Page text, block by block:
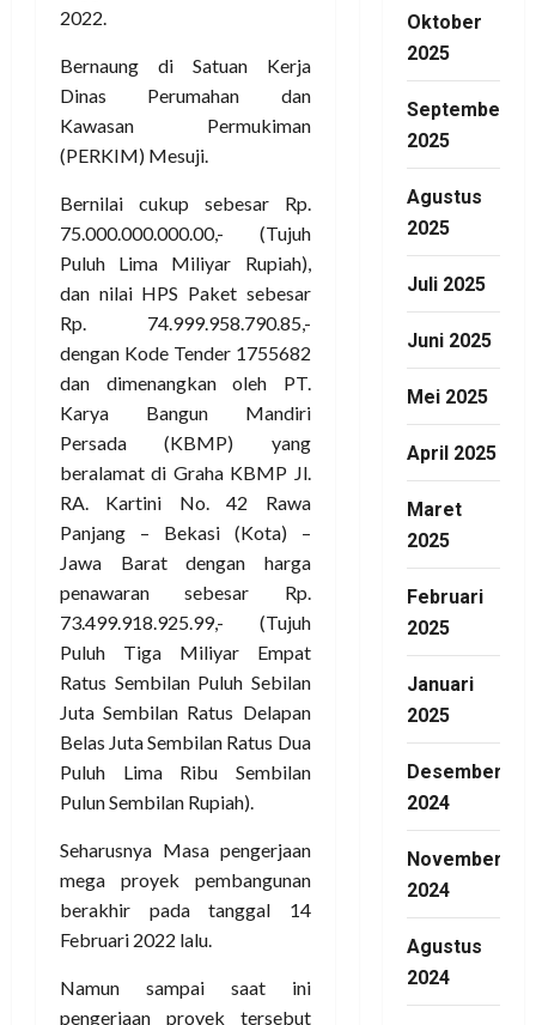
2022.
Bernaung di Satuan Kerja
Dinas Perumahan dan
Kawasan Permukiman
(PERKIM) Mesuji.
Bernilai cukup sebesar Rp.
75.000.000.000.00,- (Tujuh
Puluh Lima Miliyar Rupiah),
dan nilai HPS Paket sebesar
Rp. 74.999.958.790.85,-
dengan Kode Tender 1755682
dan dimenangkan oleh PT.
Karya Bangun Mandiri
Persada (KBMP) yang
beralamat di Graha KBMP Jl.
RA. Kartini No. 42 Rawa
Panjang – Bekasi (Kota) –
Jawa Barat dengan harga
penawaran sebesar Rp.
73.499.918.925.99,- (Tujuh
Puluh Tiga Miliyar Empat
Ratus Sembilan Puluh Sebilan
Juta Sembilan Ratus Delapan
Belas Juta Sembilan Ratus Dua
Puluh Lima Ribu Sembilan
Pulun Sembilan Rupiah).
Seharusnya Masa pengerjaan
mega proyek pembangunan
berakhir pada tanggal 14
Februari 2022 lalu.
Namun sampai saat ini
pengerjaan proyek tersebut
Oktober
2025
September
2025
Agustus
2025
Juli 2025
Juni 2025
Mei 2025
April 2025
Maret
2025
Februari
2025
Januari
2025
Desember
2024
November
2024
Agustus
2024